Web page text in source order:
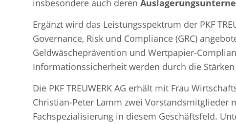
insbesondere auch deren
Ergänzt wird das Leistungsspektrum der PKF
Governance, Risk und Compliance (GRC)
Geldwäscheprävention und Wertpapier-
Informationssicherheit werden durch die
Die PKF TREUWERK AG erhält mit Frau
Christian-Peter Lamm zwei
Fachspezialisierung in diesem Geschäftsfeld.